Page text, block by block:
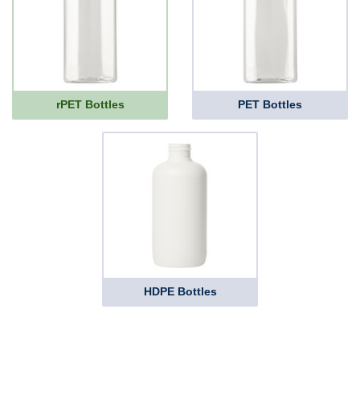
rPET Bottles PET Bottles
HDPE Bottles